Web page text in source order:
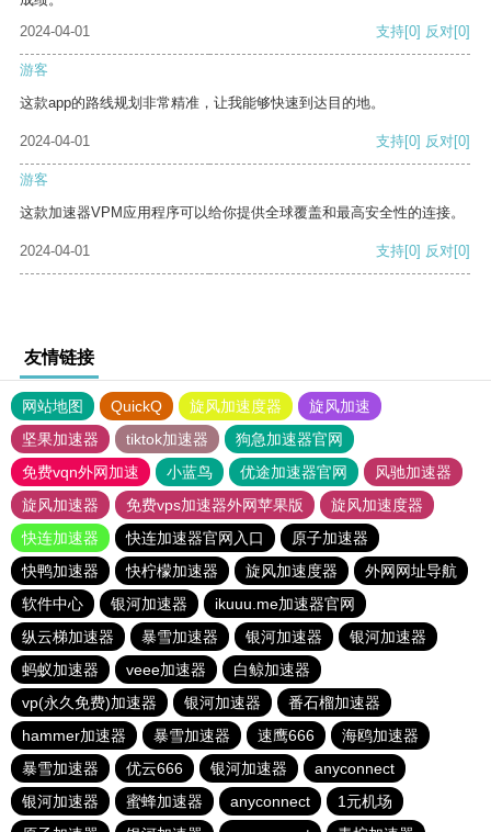
2024-04-01
支持[0] 反对[0]
游客
这款app的路线规划非常精准，让我能够快速到达目的地。
2024-04-01 支持[0] 反对[0]
游客
这款加速器VPM应用程序可以给你提供全球覆盖和最高安全性的连接。
2024-04-01 支持[0] 反对[0]
友情链接
网站地图 QuickQ 旋风加速度器
旋风加速
坚果加速器
tiktok加速器
狗急加速器官网
免费vqn外网加速
小蓝鸟 优途加速器官网
风驰加速器
旋风加速器
免费vps加速器外网苹果版
旋风加速度器
快连加速器
快连加速器官网入口
原子加速器
快鸭加速器
快柠檬加速器 旋风加速度器
外网网址导航
软件中心
银河加速器
ikuuu.me加速器官网
纵云梯加速器
暴雪加速器 银河加速器
银河加速器
蚂蚁加速器
veee加速器
白鲸加速器
vp(永久免费)加速器
银河加速器
番石榴加速器
hammer加速器
暴雪加速器 速鹰666
海鸥加速器
暴雪加速器
优云666 银河加速器
anyconnect
银河加速器
蜜蜂加速器 anyconnect
1元机场